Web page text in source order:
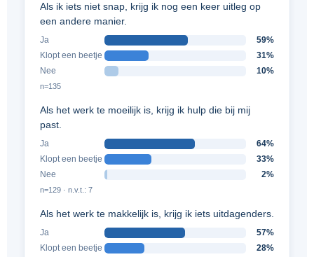
Als ik iets niet snap, krijg ik nog een keer uitleg op
een andere manier.
Ja
59%
Klopt een beetje
31%
Nee
10%
n=135
Als het werk te moeilijk is, krijg ik hulp die bij mij
past.
Ja
64%
Klopt een beetje
33%
Nee
2%
n=129 · n.v.t.: 7
Als het werk te makkelijk is, krijg ik iets uitdagenders.
Ja
57%
Klopt een beetje
28%